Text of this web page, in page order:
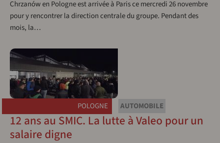
Chrzanów en Pologne est arrivée à Paris ce mercredi 26 novembre
pour y rencontrer la direction centrale du groupe. Pendant des
mois, la…
POLOGNE AUTOMOBILE
12 ans au SMIC. La lutte à Valeo pour un
salaire digne